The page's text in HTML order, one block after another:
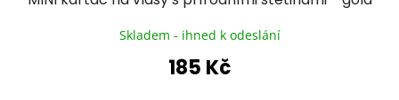
Skladem - ihned k odeslání
185 Kč